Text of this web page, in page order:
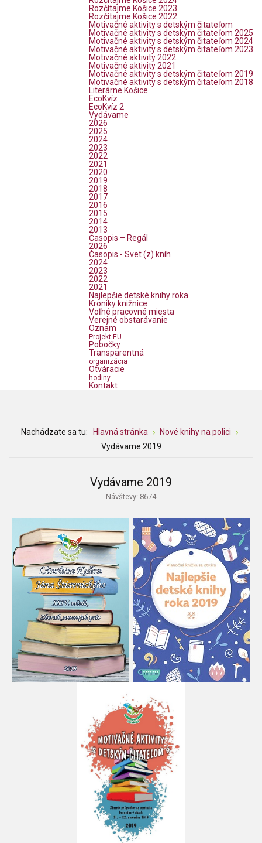
Rozčítajme Košice 2023
Rozčítajme Košice 2022
Motivačné aktivity s detským čitateľom
Motivačné aktivity s detským čitateľom 2025
Motivačné aktivity s detským čitateľom 2024
Motivačné aktivity s detským čitateľom 2023
Motivačné aktivity 2022
Motivačné aktivity 2021
Motivačné aktivity s detským čitateľom 2019
Motivačné aktivity s detským čitateľom 2018
Literárne Košice
EcoKvíz
EcoKvíz 2
Vydávame
2026
2025
2024
2023
2022
2021
2020
2019
2018
2017
2016
2015
2014
2013
Časopis – Regál
2026
Časopis - Svet (z) kníh
2024
2023
2022
2021
Najlepšie detské knihy roka
Kroniky knižnice
Voľné pracovné miesta
Verejné obstarávanie
Oznam
Projekt EU
Pobočky
Transparentná
organizácia
Otváracie
hodiny
Kontakt
Nachádzate sa tu: Hlavná stránka
Nové knihy na polici
Vydávame 2019
Vydávame 2019
Návštevy: 8674